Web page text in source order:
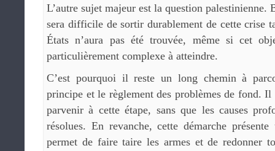
L’autre sujet majeur est la question palestinienne.
sera difficile de sortir durablement de cette crise
États n’aura pas été trouvée, même si cet
particulièrement complexe à atteindre.
C’est pourquoi il reste un long chemin à
principe et le règlement des problèmes de fond.
parvenir à cette étape, sans que les causes
résolues. En revanche, cette démarche
permet de faire taire les armes et de redonner